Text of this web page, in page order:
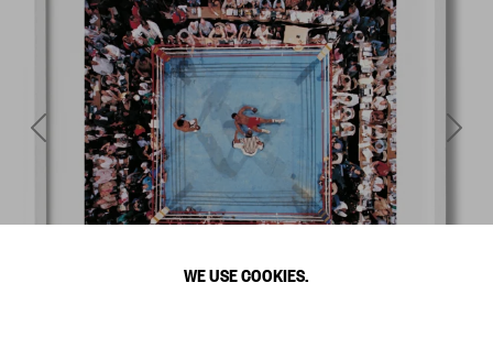
WE USE COOKIES.